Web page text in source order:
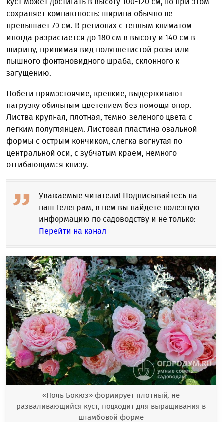
куст может достигать в высоту 100-120 см, но при этом
сохраняет компактность: ширина обычно не
превышает 70 см. В регионах с теплым климатом
иногда разрастается до 180 см в высоту и 140 см в
ширину, принимая вид полуплетистой розы или
пышного фонтановидного шраба, склонного к
загущению.
Побеги прямостоячие, крепкие, выдерживают
нагрузку обильным цветением без помощи опор.
Листва крупная, плотная, темно-зеленого цвета с
легким полуглянцем. Листовая пластина овальной
формы с острым кончиком, слегка вогнутая по
центральной оси, с зубчатым краем, немного
отгибающимся книзу.
Уважаемые читатели! Подписывайтесь на
наш Телеграм, в нем вы найдете полезную
информацию по садоводству и не только:
Перейти на канал
«Поль Бокюз» формирует плотный, не
разваливающийся куст, подходит для выращивания в
штамбовой форме